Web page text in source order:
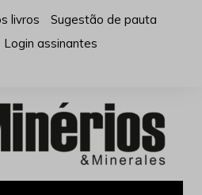
livros
Sugestão de pauta
Login assinantes